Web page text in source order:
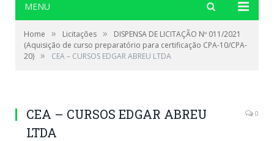
MENU
Home » Licitações »
DISPENSA DE LICITAÇÃO Nº 011/2021
(Aquisição de curso preparatório para certificação CPA-10/CPA-
20) » CEA – CURSOS EDGAR ABREU LTDA
CEA – CURSOS EDGAR ABREU
LTDA
0